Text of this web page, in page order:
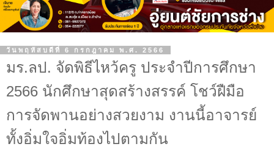
วันพฤหัสบดีที่ 6 กรกฎาคม พ.ศ. 2566
มร.ลป. จัดพิธีไหว้ครู ประจำปีการศึกษา
2566 นักศึกษาสุดสร้างสรรค์ โชว์ฝืมือ
การจัดพานอย่างสวยงาม งานนี้อาจารย์
ทั้งอิ่มใจอิ่มท้องไปตามกัน